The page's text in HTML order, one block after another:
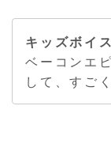
キッズボイス
ベーコンエ
して、すご